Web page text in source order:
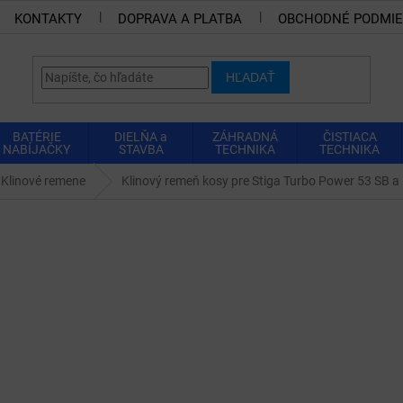
KONTAKTY DOPRAVA A PLATBA OBCHODNÉ
HĽADAŤ
BATÉRIE
NABÍJAČKY
DIELŇA a
STAVBA
ZÁHRADNÁ
TECHNIKA
ČISTIACA
TECHNIKA
Klinové remene Klinový remeň kosy pre Stiga Turbo Power 53 SB